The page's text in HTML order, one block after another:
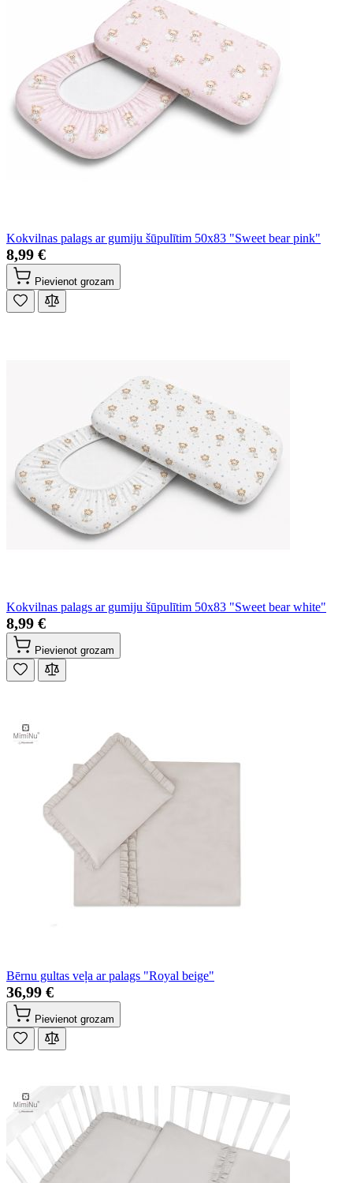
Kokvilnas palags ar gumiju šūpulītim 50x83 "Sweet bear pink"
8,99 €
Pievienot grozam
Kokvilnas palags ar gumiju šūpulītim 50x83 "Sweet bear white"
8,99 €
Pievienot grozam
Bērnu gultas veļa ar palags "Royal beige"
36,99 €
Pievienot grozam